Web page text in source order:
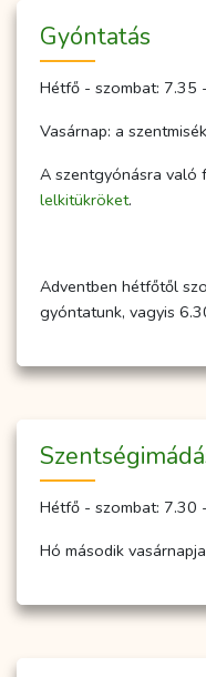
Gyóntatás
Hétfő - szombat: 7.35
Vasárnap: a
A szentgyónásra való
lelkitükröket.
Adventben hétfőtől
gyóntatunk, vagyis
Hétfő - szombat: 7.30
Hó második